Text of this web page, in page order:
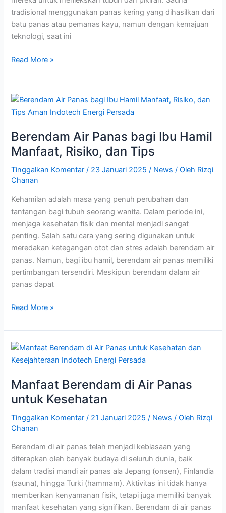
tradisional menggunakan panas kering yang dihasilkan dari
batu panas atau pemanas kayu, namun dengan kemajuan
teknologi, saat ini
Read More »
Berendam Air Panas bagi Ibu Hamil
Manfaat, Risiko, dan Tips
Tinggalkan Komentar / 23 Januari 2025/ News / Oleh Rizqi
Chanan
Kehamilan adalah masa yang penuh perubahan dan
tantangan bagi tubuh seorang wanita. Dalam periode ini,
menjaga kesehatan fisik dan mental menjadi sangat
penting. Salah satu cara yang sering digunakan untuk
meredakan ketegangan otot dan stres adalah berendam air
panas. Namun, bagi ibu hamil, berendam air panas memiliki
pertimbangan tersendiri. Meskipun berendam dalam air
panas dapat
Berendam
Air
bagi
Ibu
Manfaat,
Risiko,
dan
Tips
Read More »
Manfaat Berendam di Air Panas
untuk Kesehatan
Tinggalkan Komentar / 21 Januari 2025/ News / Oleh Rizqi
Chanan
Berendam di air panas telah menjadi kebiasaan yang
diterapkan oleh banyak budaya di seluruh dunia, baik
dalam tradisi mandi air panas ala Jepang (onsen), Finlandia
(sauna), hingga Turki (hammam). Aktivitas ini tidak hanya
memberikan kenyamanan fisik, tetapi juga memiliki banyak
manfaat kesehatan yang signifikan. Berendam di air panas
Manfaat
Berendam
Air
Panas
Kesehatan